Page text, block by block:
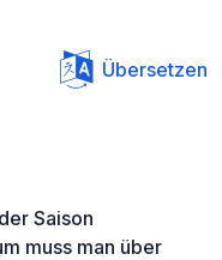
Übersetzen
Saison
muss man über